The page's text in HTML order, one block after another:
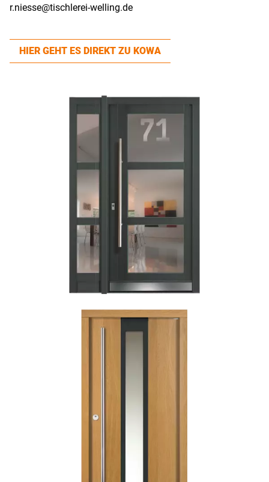
r.niesse@tischlerei-welling.de
HIER GEHT ES DIREKT ZU KOWA